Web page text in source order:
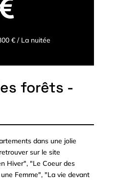
€ / La nuitée
forêts -
dans une jolie
sur le site
Hiver", "Le Coeur des
Femme", "La vie devant